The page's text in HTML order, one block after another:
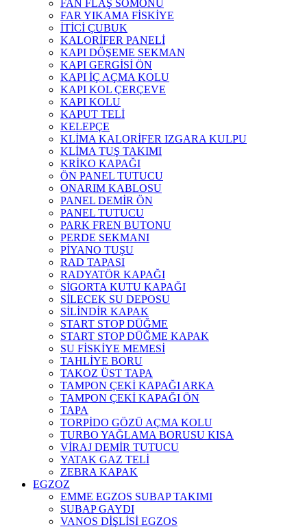
FAN FLAŞ SOMONU
FAR YIKAMA FİSKİYE
İTİCİ ÇUBUK
KALORİFER PANELİ
KAPI DÖŞEME SEKMAN
KAPI GERGİSİ ÖN
KAPI İÇ AÇMA KOLU
KAPI KOL ÇERÇEVE
KAPI KOLU
KAPUT TELİ
KELEPÇE
KLİMA KALORİFER IZGARA KULPU
KLİMA TUŞ TAKIMI
KRİKO KAPAĞI
ÖN PANEL TUTUCU
ONARIM KABLOSU
PANEL DEMİR ÖN
PANEL TUTUCU
PARK FREN BUTONU
PERDE SEKMANI
PİYANO TUŞU
RAD TAPASI
RADYATÖR KAPAĞI
SİGORTA KUTU KAPAĞI
SİLECEK SU DEPOSU
SİLİNDİR KAPAK
START STOP DÜĞME
START STOP DÜĞME KAPAK
SU FİSKİYE MEMESİ
TAHLİYE BORU
TAKOZ ÜST TAPA
TAMPON ÇEKİ KAPAĞI ARKA
TAMPON ÇEKİ KAPAĞI ÖN
TAPA
TORPİDO GÖZÜ AÇMA KOLU
TURBO YAĞLAMA BORUSU KISA
VİRAJ DEMİR TUTUCU
YATAK GAZ TELİ
ZEBRA KAPAK
EGZOZ
EMME EGZOS SUBAP TAKIMI
SUBAP GAYDI
VANOS DİŞLİSİ EGZOS